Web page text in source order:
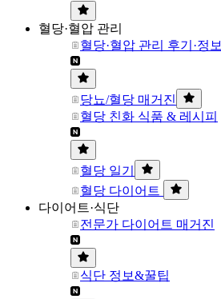
혈당·혈압 관리
혈당·혈압 관리 후기·정보
당뇨/혈당 매거진
혈당 친화 식품 & 레시피
혈당 일기
혈당 다이어트
다이어트·식단
전문가 다이어트 매거진
식단 정보&꿀팁